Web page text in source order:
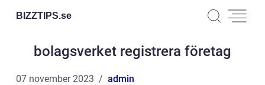
BIZZTIPS.se
bolagsverket registrera företag
07 november 2023 admin